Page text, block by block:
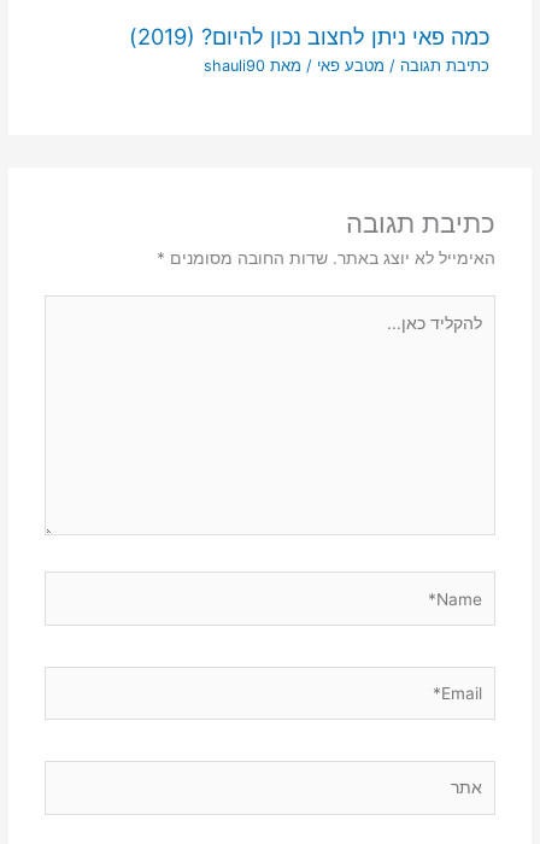
כמה פאי ניתן לחצוב נכון להיום? (2019)
כתיבת תגובה / מטבע פאי / מאת shauli90
כתיבת תגובה
האימייל לא יוצג באתר. שדות החובה מסומנים *
כאן...